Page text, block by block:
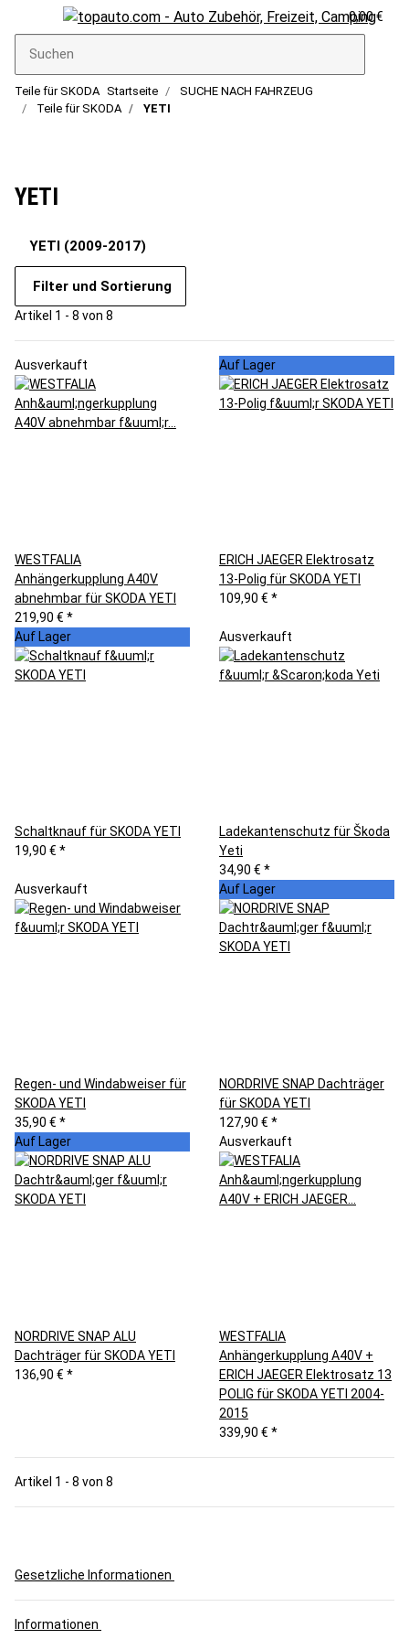
0,00 €
Teile für SKODA Startseite
SUCHE NACH FAHRZEUG
Teile für SKODA
YETI
YETI
YETI (2009-2017)
Filter und Sortierung
Artikel 1 - 8 von 8
Ausverkauft
WESTFALIA
Anhängerkupplung A40V
abnehmbar für SKODA YETI
219,90 € *
Auf Lager
ERICH JAEGER Elektrosatz
13-Polig für SKODA YETI
109,90 € *
Auf Lager
Schaltknauf für SKODA YETI
19,90 € *
Ausverkauft
Ladekantenschutz für Škoda
Yeti
34,90 € *
Ausverkauft
Regen- und Windabweiser für
SKODA YETI
35,90 € *
Auf Lager
NORDRIVE SNAP Dachträger
für SKODA YETI
127,90 € *
Auf Lager
NORDRIVE SNAP ALU
Dachträger für SKODA YETI
136,90 € *
Ausverkauft
WESTFALIA
Anhängerkupplung A40V +
ERICH JAEGER Elektrosatz 13
POLIG für SKODA YETI 2004-
2015
339,90 € *
Artikel 1 - 8 von 8
Gesetzliche Informationen
Informationen